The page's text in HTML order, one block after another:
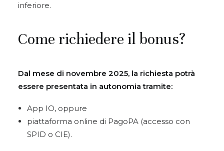
inferiore.
Come richiedere il bonus?
Dal mese di novembre 2025, la richiesta potrà
essere presentata in autonomia tramite:
App IO, oppure
piattaforma online di PagoPA (accesso con
SPID o CIE).